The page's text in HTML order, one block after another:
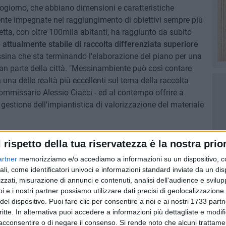
rispetto della tua riservatezza è la nostra
memorizziamo e/o accediamo a informazioni su un dispositivo,
come identificatori univoci e informazioni standard inviate da un
misurazione di annunci e contenuti, analisi dell'audience e
e i nostri partner possiamo utilizzare dati precisi di
dispositivo. Puoi fare clic per consentire a noi e ai nostri 1733
In alternativa puoi accedere a informazioni più dettagliate e
o di negare il consenso. Si rende noto che alcuni
che abbiano dimensioni e caratteristiche
impegnate nel raggiungimento di obiettivi sempre più
con oltre 100mila abitanti, ha raggiunto da subito
attualmente stabile di raccolta differenziata superiore
che sta terminando l'elaborazione del piano per una
parte della città. "Messinambiente può così contare
delle realtà più eccellenti sul tema della raccolta
Alessio Ciacci - ed al contempo offrire a
dell'impiantistica di valorizzazione del materiale
urbana promuove dunque unmodello di gestione
le esperienze pregresse di gestione per giungere a
aggiungono l'intenzione nel rafforzare il valore del
la tematica della sostenibilità ambientale
amministrazioni».